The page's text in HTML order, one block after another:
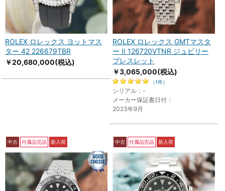
ROLEX ロレックス ヨットマス
ター 42 226679TBR
￥20,680,000(税込)
ROLEX ロレックス GMTマスタ
ー II 126720VTNR ジュビリー
ブレスレット
￥3,065,000(税込)
（1件）
シリアル：-
メーカー保証書日付：
2023年9月
中古 付属品完品 新入荷 中古 付属品完品 新入荷